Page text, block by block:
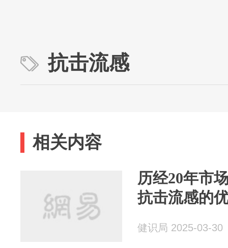
抗击流感
相关内容
历经20年市
抗击流感的
健识局 2025-03-30